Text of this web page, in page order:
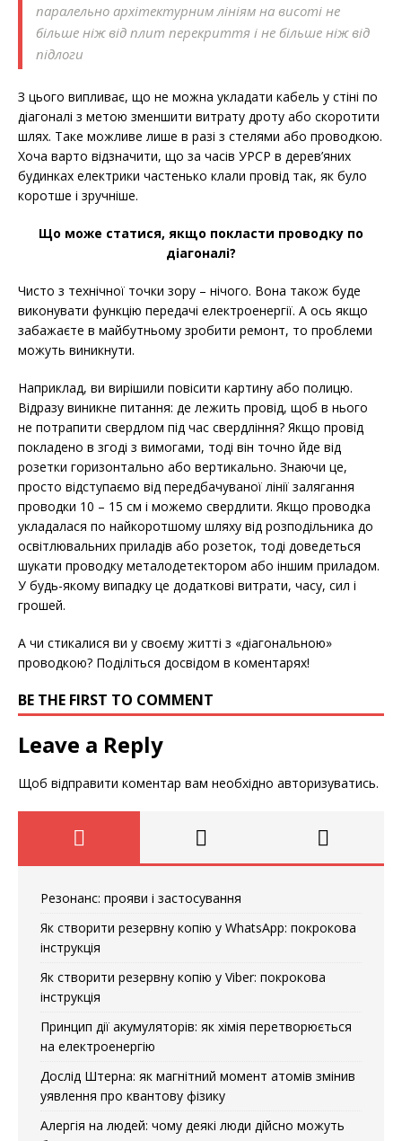
паралельно архітектурним лініям на висоті не
більше ніж від плит перекриття і не більше ніж від
підлоги
З цього випливає, що не можна укладати кабель у стіні по
діагоналі з метою зменшити витрату дроту або скоротити
шлях. Таке можливе лише в разі з стелями або проводкою.
Хоча варто відзначити, що за часів УРСР в дерев’яних
будинках електрики частенько клали провід так, як було
коротше і зручніше.
Що може статися, якщо покласти проводку по
діагоналі?
Чисто з технічної точки зору – нічого. Вона також буде
виконувати функцію передачі електроенергії. А ось якщо
забажаєте в майбутньому зробити ремонт, то проблеми
можуть виникнути.
Наприклад, ви вирішили повісити картину або полицю.
Відразу виникне питання: де лежить провід, щоб в нього
не потрапити свердлом під час свердління? Якщо провід
покладено в згоді з вимогами, тоді він точно йде від
розетки горизонтально або вертикально. Знаючи це,
просто відступаємо від передбачуваної лінії залягання
проводки 10 – 15 см і можемо свердлити. Якщо проводка
укладалася по найкоротшому шляху від розподільника до
освітлювальних приладів або розеток, тоді доведеться
шукати проводку металодетектором або іншим приладом.
У будь-якому випадку це додаткові витрати, часу, сил і
грошей.
А чи стикалися ви у своєму житті з «діагональною»
проводкою? Поділіться досвідом в коментарях!
BE THE FIRST TO COMMENT
Leave a Reply
Щоб відправити коментар вам необхідно авторизуватись.
Резонанс: прояви і застосування
Як створити резервну копію у WhatsApp: покрокова
інструкція
Як створити резервну копію у Viber: покрокова
інструкція
Принцип дії акумуляторів: як хімія перетворюється
на електроенергію
Дослід Штерна: як магнітний момент атомів змінив
уявлення про квантову фізику
Алергія на людей: чому деякі люди дійсно можуть